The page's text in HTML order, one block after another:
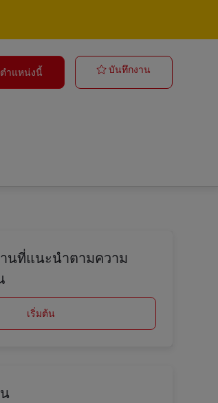
ำแหน่งนี้ บันทึกงาน
นที่แนะนำตามความ
เริ่มต้น